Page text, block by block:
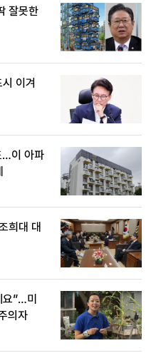
잘못한
이겨
…이 아파
희대 대
”…미
의자